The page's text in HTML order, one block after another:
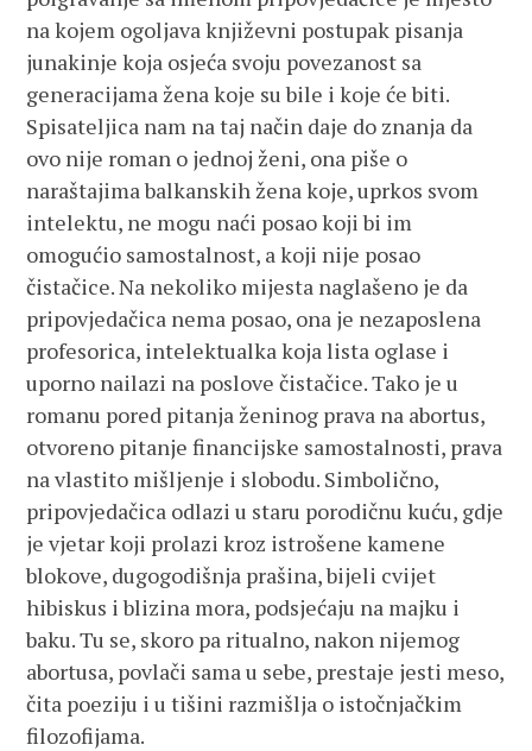
na kojem ogoljava književni postupak pisanja
junakinje koja osjeća svoju povezanost sa
generacijama žena koje su bile i koje će biti.
Spisateljica nam na taj način daje do znanja da
ovo nije roman o jednoj ženi, ona piše o
naraštajima balkanskih žena koje, uprkos svom
intelektu, ne mogu naći posao koji bi im
omogućio samostalnost, a koji nije posao
čistačice. Na nekoliko mijesta naglašeno je da
pripovjedačica nema posao, ona je nezaposlena
profesorica, intelektualka koja lista oglase i
uporno nailazi na poslove čistačice. Tako je u
romanu pored pitanja ženinog prava na abortus,
otvoreno pitanje financijske samostalnosti, prava
na vlastito mišljenje i slobodu. Simbolično,
pripovjedačica odlazi u staru porodičnu kuću, gdje
je vjetar koji prolazi kroz istrošene kamene
blokove, dugogodišnja prašina, bijeli cvijet
hibiskus i blizina mora, podsjećaju na majku i
baku. Tu se, skoro pa ritualno, nakon nijemog
abortusa, povlači sama u sebe, prestaje jesti meso,
čita poeziju i u tišini razmišlja o istočnjačkim
filozofijama.